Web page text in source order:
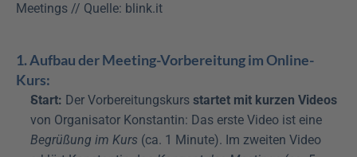
Meetings // Quelle: blink.it
1. Aufbau der Meeting-Vorbereitung im Online-
Kurs:
Start: Der Vorbereitungskurs startet mit kurzen Videos
Begrüßung im Kurs (ca. 1 Minute). Im zweiten Video